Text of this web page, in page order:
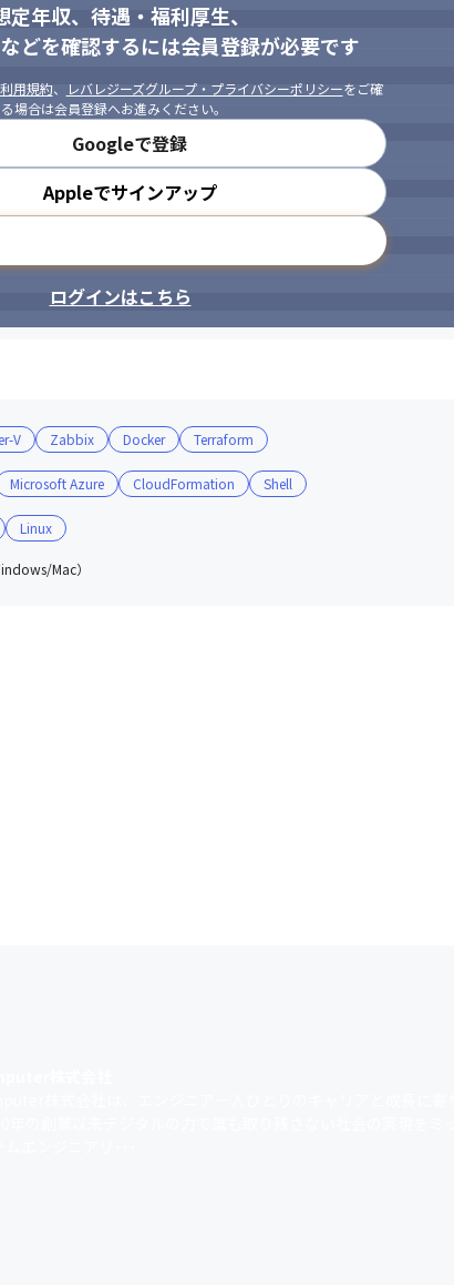
定年収、待遇・福利厚生、
どを確認するには会員登録が必要です
用規約、 レバレジーズグループ・プライバシーポリシーをご確
場合は会員登録へお進みください。
Googleで登録
Appleでサインアップ
ログインはこちら
V Zabbix Docker Terraform
Microsoft Azure CloudFormation Shell
Linux
Mac）